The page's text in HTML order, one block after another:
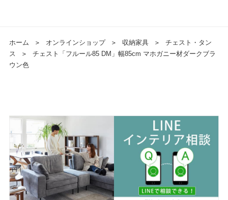
ホーム ＞ オンラインショップ ＞ 収納家具 ＞
チェスト・タン
ス
＞
チェスト「フルール85 DM」幅85cm マホガニー材ダークブラ
ウン色